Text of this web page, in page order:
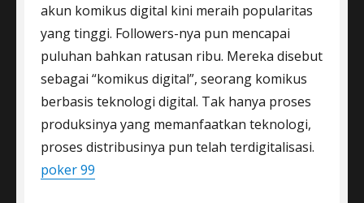
akun komikus digital kini meraih popularitas
yang tinggi. Followers-nya pun mencapai
puluhan bahkan ratusan ribu. Mereka disebut
sebagai “komikus digital”, seorang komikus
berbasis teknologi digital. Tak hanya proses
produksinya yang memanfaatkan teknologi,
proses distribusinya pun telah terdigitalisasi.
poker 99